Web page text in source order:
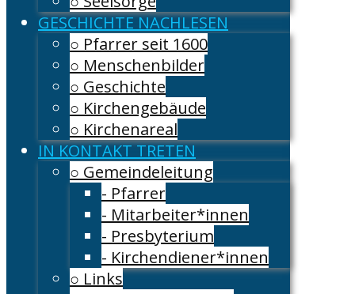
GESCHICHTE NACHLESEN
○ Pfarrer seit 1600
○ Menschenbilder
○ Geschichte
○ Kirchengebäude
○ Kirchenareal
IN KONTAKT TRETEN
○ Gemeindeleitung
- Pfarrer
- Mitarbeiter*innen
- Presbyterium
- Kirchendiener*innen
○ Links